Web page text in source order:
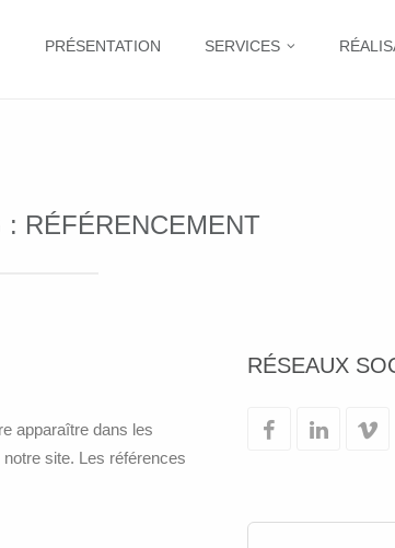
PRÉSENTATION SERVICES
: RÉFÉRENCEMENT
apparaître dans les
site. Les références
RÉSEAUX